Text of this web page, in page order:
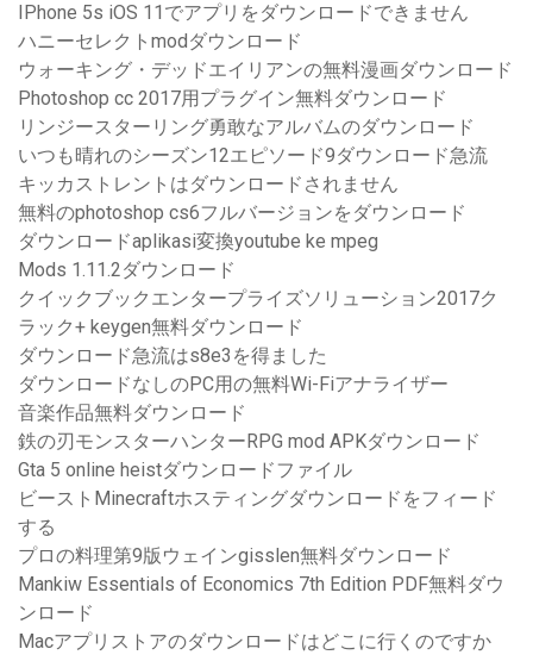
IPhone 5s iOS 11でアプリをダウンロードできません
ハニーセレクトmodダウンロード
ウォーキング・デッドエイリアンの無料漫画ダウンロード
Photoshop cc 2017用プラグイン無料ダウンロード
リンジースターリング勇敢なアルバムのダウンロード
いつも晴れのシーズン12エピソード9ダウンロード急流
キッカストレントはダウンロードされません
無料のphotoshop cs6フルバージョンをダウンロード
ダウンロードaplikasi変換youtube ke mpeg
Mods 1.11.2ダウンロード
クイックブックエンタープライズソリューション2017ク
ラック+ keygen無料ダウンロード
ダウンロード急流はs8e3を得ました
ダウンロードなしのPC用の無料Wi-Fiアナライザー
音楽作品無料ダウンロード
鉄の刃モンスターハンターRPG mod APKダウンロード
Gta 5 online heistダウンロードファイル
ビーストMinecraftホスティングダウンロードをフィード
する
プロの料理第9版ウェインgisslen無料ダウンロード
Mankiw Essentials of Economics 7th Edition PDF無料ダウ
ンロード
Macアプリストアのダウンロードはどこに行くのですか